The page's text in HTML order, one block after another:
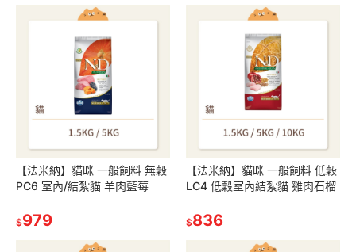
【法米納】貓咪 一般飼料 無穀
PC6 室內/結紮貓 羊肉藍莓
$979
【法米納】貓咪 一般飼料 低穀
LC4 低穀室內結紮貓 雞肉石榴
$836